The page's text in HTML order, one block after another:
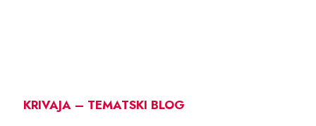
KRIVAJA – TEMATSKI BLOG